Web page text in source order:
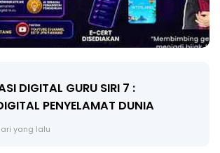
DIGITAL GURU SIRI 7 :
PENYELAMAT DUNIA
yang lalu